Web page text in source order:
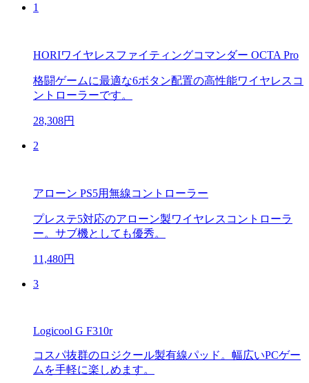
1
HORIワイヤレスファイティングコマンダー OCTA Pro
格闘ゲームに最適な6ボタン配置の高性能ワイヤレスコ
ントローラーです。
28,308円
2
アローン PS5用無線コントローラー
プレステ5対応のアローン製ワイヤレスコントローラ
ー。サブ機としても優秀。
11,480円
3
Logicool G F310r
コスパ抜群のロジクール製有線パッド。幅広いPCゲー
ムを手軽に楽しめます。